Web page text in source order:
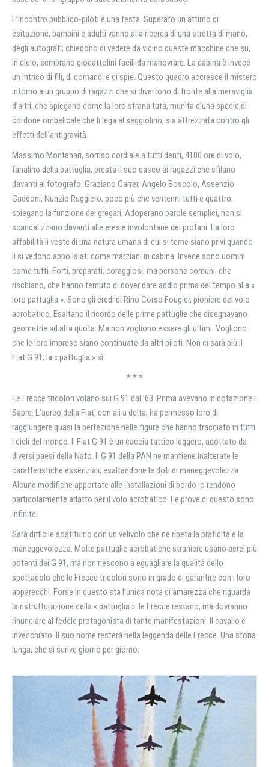
L’incontro pubblico-piloti è una festa. Superato un attimo di
esitazione, bambini e adulti vanno alla ricerca di una stretta di mano,
degli autografi; chiedono di vedere da vicino queste macchine che su,
in cielo, sembrano giocattolini facili da manovrare. La cabina è invece
un intrico di fili, di comandi e di spie. Questo quadro accresce il mistero
intorno a un gruppo di ragazzi che si divertono di fronte alla meraviglia
d’altri, che spiegano come la loro strana tuta, munita d’una specie di
cordone ombelicale che li lega al seggiolino, sia attrezzata contro gli
effetti dell’antigravità.
Massimo Montanari, sorriso cordiale a tutti denti, 4100 ore di volo,
fanalino della pattuglia, presta il suo casco ai ragazzi che sfilano
davanti al fotografo. Graziano Carrer, Angelo Boscolo, Assenzio
Gaddoni, Nunzio Ruggiero, poco più che ventenni tutti e quattro,
spiegano la funzione dei gregari. Adoperano parole semplici, non si
scandalizzano davanti alle eresie involontarie dei profani. La loro
affabilità li veste di una natura umana di cui si teme siano privi quando
li si vedono appollaiati come marziani in cabina. Invece sono uomini
come tutti. Forti, preparati, coraggiosi, ma persone comuni, che
rischiano, che hanno temuto di dover dare addio prima del tempo alla «
loro pattuglia ». Sono gli eredi di Rino Corso Fougier, pioniere del volo
acrobatico. Esaltano il ricordo delle prime pattuglie che disegnavano
geometrie ad alta quota. Ma non vogliono essere gli ultimi. Vogliono
che le loro imprese siano continuate da altri piloti. Non ci sarà più il
Fiat G 91; la « pattuglia » sì.
* * *
Le Frecce tricolori volano sui G 91 dal ’63. Prima avevano in dotazione i
Sabre. L’aereo della Fiat, con ali a delta, ha permesso loro di
raggiungere quasi la perfezione nelle figure che hanno tracciato in tutti
i cieli del mondo. Il Fiat G 91 è un caccia tattico leggero, adottato da
diversi paesi della Nato. Il G 91 della PAN ne mantiene inalterate le
caratteristiche essenziali, esaltandone le doti di maneggevolezza.
Alcune modifiche apportate alle installazioni di bordo lo rendono
particolarmente adatto per il volo acrobatico. Le prove di questo sono
infinite.
Sarà difficile sostituirlo con un velivolo che ne ripeta la praticità e la
maneggevolezza. Molte pattuglie acrobatiche straniere usano aerei più
potenti dei G 91, ma non riescono a eguagliare la qualità dello
spettacolo che le Frecce tricolori sono in grado di garantire con i loro
apparecchi. Forse in questo sta l’unica nota di amarezza che riguarda
la ristrutturazione della « pattuglia »: le Frecce restano, ma dovranno
rinunciare al fedele protagonista di tante manifestazioni. Il cavallo è
invecchiato. Il suo nome resterà nella leggenda delle Frecce. Una storia
lunga, che si scrive giorno per giorno.